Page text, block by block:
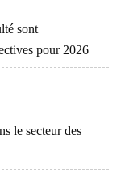
sont
pour 2026
le secteur des